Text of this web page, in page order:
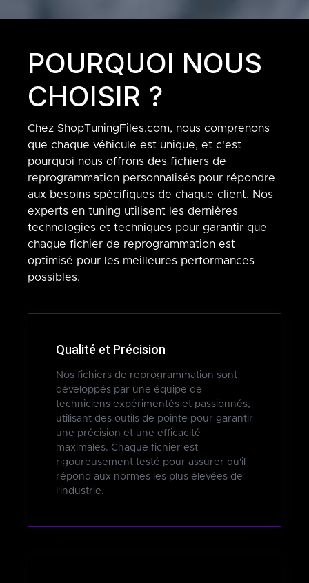
POURQUOI NOUS
CHOISIR ?
Chez ShopTuningFiles.com, nous comprenons
que chaque véhicule est unique, et c'est
pourquoi nous offrons des fichiers de
reprogrammation personnalisés pour répondre
aux besoins spécifiques de chaque client. Nos
experts en tuning utilisent les dernières
technologies et techniques pour garantir que
chaque fichier de reprogrammation est
optimisé pour les meilleures performances
possibles.
Qualité et Précision
Nos fichiers de reprogrammation sont
développés par une équipe de
techniciens expérimentés et passionnés,
utilisant des outils de pointe pour garantir
une précision et une efficacité
maximales. Chaque fichier est
rigoureusement testé pour assurer qu'il
répond aux normes les plus élevées de
l'industrie.